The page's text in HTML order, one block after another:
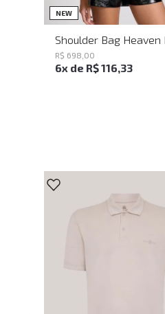
NEW UN
R$ 698 00
6x de R$116,33